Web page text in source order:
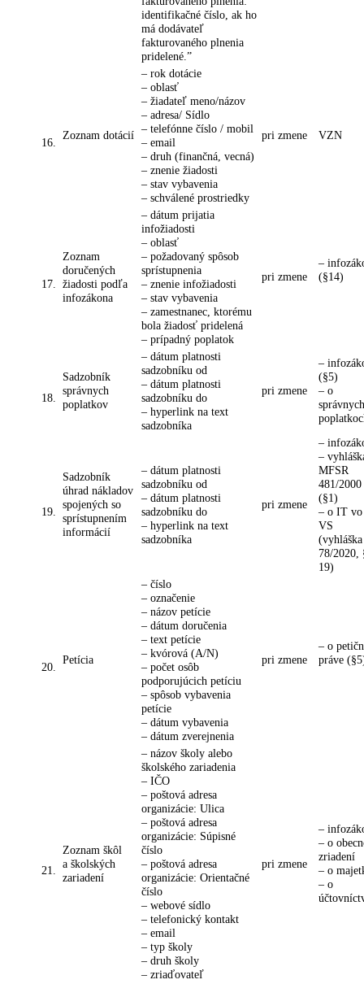
identifikačné číslo, ak ho
má dodávateľ
fakturovaného plnenia
pridelené.”
16.
Zoznam dotácií
– rok dotácie
– oblasť
– žiadateľ meno/názov
– adresa/ Sídlo
– telefónne číslo / mobil
– email
– druh (finančná, vecná)
– znenie žiadosti
– stav vybavenia
– schválené prostriedky
pri zmene VZN
17.
Zoznam
doručených
žiadosti podľa
infozákona
– dátum prijatia
infožiadosti
– oblasť
– požadovaný spôsob
sprístupnenia
– znenie infožiadosti
– stav vybavenia
– zamestnanec, ktorému
bola žiadosť pridelená
– prípadný poplatok
pri zmene
–
(§14)
18.
Sadzobník
správnych
poplatkov
– dátum platnosti
sadzobníku od
– dátum platnosti
sadzobníku do
– hyperlink na text
sadzobníka
pri zmene
–
(§5)
– o
správnych
19.
Sadzobník
úhrad nákladov
spojených so
sprístupnením
informácií
– dátum platnosti
sadzobníku od
– dátum platnosti
sadzobníku do
– hyperlink na text
sadzobníka
pri zmene
–
–
MFSR
481/2000
(§1)
– o IT vo
VS
(vyhláška
78/2020,
19)
20.
Petícia
– číslo
– označenie
– názov petície
– dátum doručenia
– text petície
– kvórová (A/N)
– počet osôb
podporujúcich petíciu
– spôsob vybavenia
petície
– dátum vybavenia
– dátum zverejnenia
pri zmene
– o
práve
21.
Zoznam škôl
a školských
zariadení
– názov školy alebo
školského zariadenia
– IČO
– poštová adresa
organizácie: Ulica
– poštová adresa
organizácie: Súpisné
číslo
– poštová adresa
organizácie: Orientačné
číslo
– webové sídlo
– telefonický kontakt
– email
– typ školy
– druh školy
– zriaďovateľ
pri zmene
–
– o
zriadení
– o
– o